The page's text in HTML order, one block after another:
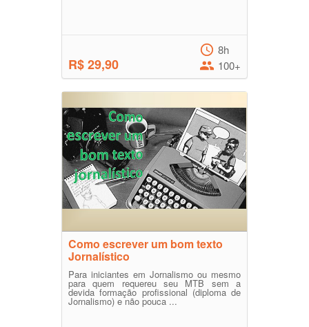
R$ 29,90
8h
100+
Como escrever um bom texto
Jornalístico
Para iniciantes em Jornalismo ou mesmo
para quem requereu seu MTB sem a
devida formação profissional (diploma de
Jornalismo) e não pouca ...